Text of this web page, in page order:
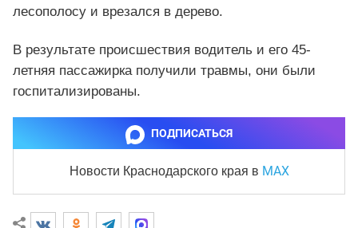
лесополосу и врезался в дерево.
В результате происшествия водитель и его 45-
летняя пассажирка получили травмы, они были
госпитализированы.
ПОДПИСАТЬСЯ
Новости Краснодарского края в MAX